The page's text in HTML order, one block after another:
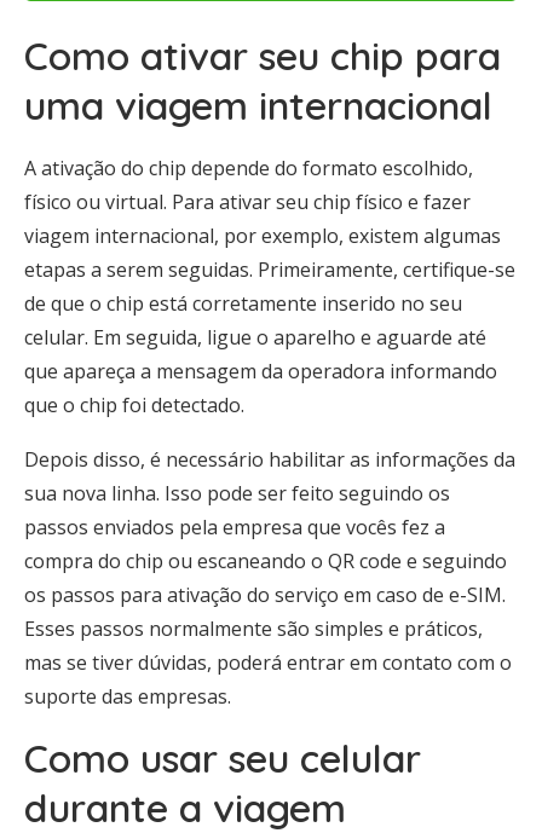
Como ativar seu chip para
uma viagem internacional
A ativação do chip depende do formato escolhido,
físico ou virtual. Para ativar seu chip físico e fazer
viagem internacional, por exemplo, existem algumas
etapas a serem seguidas. Primeiramente, certifique-se
de que o chip está corretamente inserido no seu
celular. Em seguida, ligue o aparelho e aguarde até
que apareça a mensagem da operadora informando
que o chip foi detectado.
Depois disso, é necessário habilitar as informações da
sua nova linha. Isso pode ser feito seguindo os
passos enviados pela empresa que vocês fez a
compra do chip ou escaneando o QR code e seguindo
os passos para ativação do serviço em caso de e-SIM.
Esses passos normalmente são simples e práticos,
mas se tiver dúvidas, poderá entrar em contato com o
suporte das empresas.
Como usar seu celular
durante a viagem